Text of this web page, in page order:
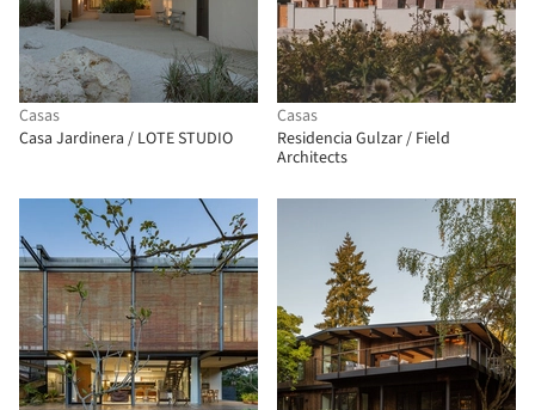
Casas
Casa Jardinera / LOTE STUDIO
Casas
Residencia Gulzar / Field
Architects